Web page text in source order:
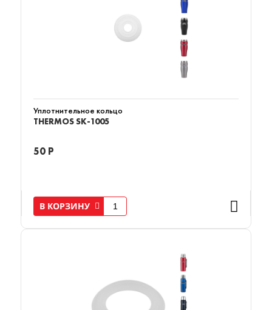
Уплотнительное кольцо
THERMOS SK-1005
50 Р
В КОРЗИНУ